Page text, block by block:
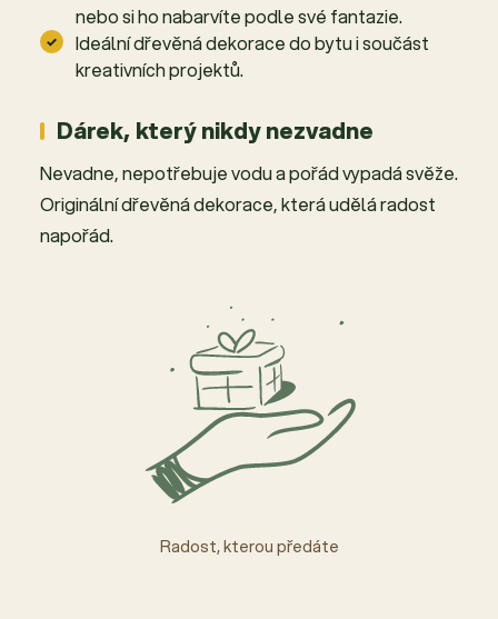
nebo si ho nabarvíte podle své fantazie.
Ideální dřevěná dekorace do bytu i součást
kreativních projektů.
Dárek, který nikdy nezvadne
Nevadne, nepotřebuje vodu a pořád vypadá svěže.
Originální dřevěná dekorace, která udělá radost
napořád.
Radost, kterou předáte